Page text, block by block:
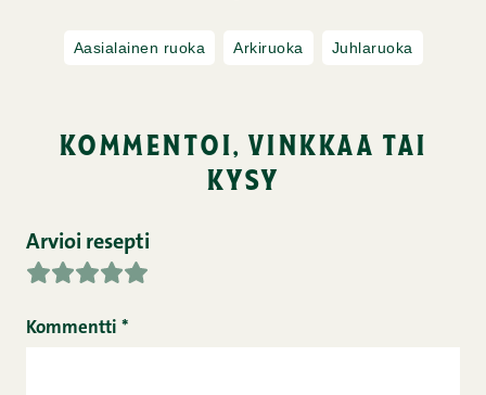
Aasialainen ruoka Arkiruoka Juhlaruoka
kommentoi, vinkkaa tai
kysy
Arvioi resepti
Kommentti *